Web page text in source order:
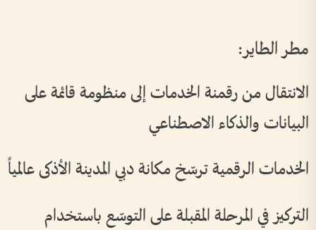
مطر الطاير:
الانتقال من رقمنة الخدمات إلى منظومة قائمة على
البيانات والذكاء الاصطناعي
الخدمات الرقمية ترسّخ مكانة دبي المدينة الأذكى عالمياً
التركيز في المرحلة المقبلة على التوسّع باستخدام